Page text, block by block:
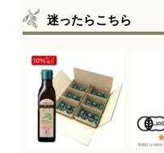
迷ったらこちら